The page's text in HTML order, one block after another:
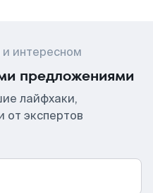
интересном
предложениями
лайфхаки,
от экспертов